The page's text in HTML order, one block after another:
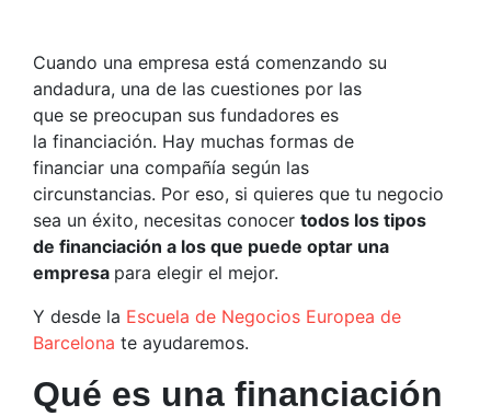
Cuando una empresa está comenzando su
andadura, una de las cuestiones por las
que se preocupan sus fundadores es
la financiación. Hay muchas formas de
financiar una compañía según las
circunstancias. Por eso, si quieres que tu negocio
sea un éxito, necesitas conocer todos los tipos
de financiación a los que puede optar una
empresa para elegir el mejor.
Y desde la Escuela de Negocios Europea de
Barcelona te ayudaremos.
Qué es una financiación